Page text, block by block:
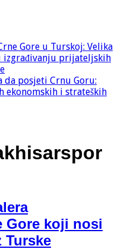
Gore u Turskoj: Velika
izgrađivanju prijateljskih
da posjeti Crnu Goru:
ekonomskih i strateških
Gore koji nosi
Turske